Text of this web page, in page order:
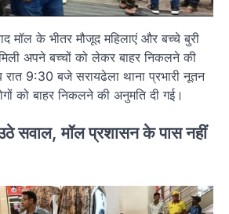
मॉल के भीतर मौजूद महिलाएं और बच्चे बुरी
अपने बच्चों को लेकर बाहर निकलने की
रात 9:30 बजे सरायढेला थाना प्रभारी नूतन
को बाहर निकलने की अनुमति दी गई।
उठे सवाल, मॉल प्रशासन के पास नहीं